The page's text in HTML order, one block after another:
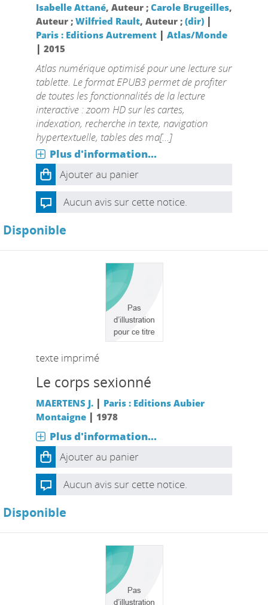
Isabelle Attané, Auteur ; Carole Brugeilles,
Auteur ; Wilfried Rault, Auteur ; (dir) |
Paris : Editions Autrement| Atlas/Monde
| 2015
Atlas numérique optimisé pour une lecture sur
tablette. Le format EPUB3 permet de profiter
de toutes les fonctionnalités de la lecture
interactive : zoom HD sur les cartes,
indexation, recherche in texte, navigation
hypertextuelle, tables des ma[...]
Plus d'information...
Ajouter au panier
Aucun avis sur cette notice.
Disponible
texte imprimé
Le corps sexionné
MAERTENS J. | Paris : Editions Aubier
Montaigne| 1978
Plus d'information...
Ajouter au panier
Aucun avis sur cette notice.
Disponible